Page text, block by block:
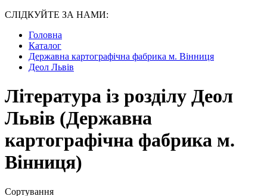
СЛІДКУЙТЕ ЗА НАМИ:
Головна
Каталог
Державна картографічна фабрика м. Вінниця
Деол Львів
Література із розділу Деол
Львів (Державна
картографічна фабрика м.
Вінниця)
Сортування